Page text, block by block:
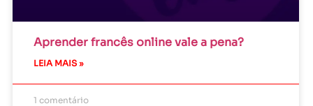
Aprender francês online vale a pena?
LEIA MAIS »
1 comentário